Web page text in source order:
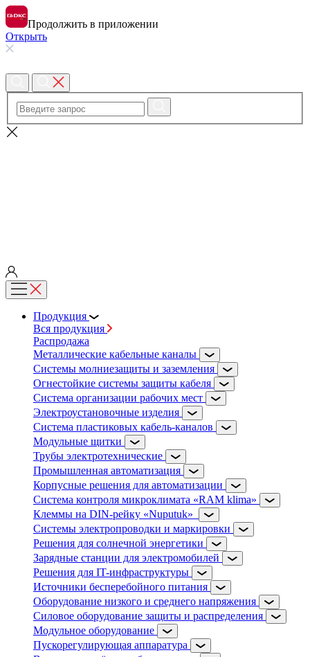
Продолжить в приложении
Открыть
Продукция
Вся продукция
Распродажа
Металлические кабельные каналы
Системы молниезащиты и заземления
Огнестойкие системы защиты кабеля
Система организации рабочих мест
Электроустановочные изделия
Система пластиковых кабель-каналов
Модульные щитки
Трубы электротехнические
Промышленная автоматизация
Корпусные решения для автоматизации
Система контроля микроклимата «RAM klima»
Клеммы на DIN-рейку «Nuputuk»
Системы электропроводки и маркировки
Решения для солнечной энергетики
Зарядные станции для электромобилей
Решения для IT-инфраструктуры
Источники бесперебойного питания
Оборудование низкого и среднего напряжения
Силовое оборудование защиты и распределения
Модульное оборудование
Пускорегулирующая аппаратура